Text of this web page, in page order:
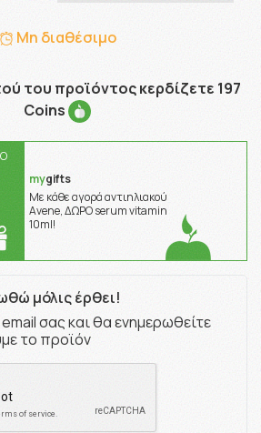
Μη διαθέσιμο
του προϊόντος κερδίζετε 197
Coins
mygifts
Με κάθε αγορά αντιηλιακού
Avene, ΔΩΡΟ serum vitamin
10ml!
μόλις έρθει!
σας και θα ενημερωθείτε
το προϊόν